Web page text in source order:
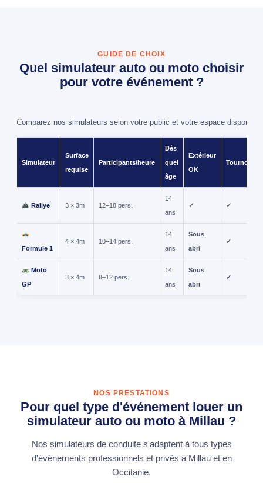
GUIDE DE CHOIX
Quel simulateur auto ou moto choisir
pour votre événement ?
Comparez nos simulateurs selon votre public et votre espace disponible
Simulateur
Surface
requise
Participants/heure
Dès
quel
âge
Extérieur
OK
Tournoi
Rallye 3 × 3m 12–18 pers.
14
ans
✓ ✓
Formule 1
4 × 4m 10–14 pers.
14
ans
Sous
abri
✓
Moto
GP
3 × 4m 8–12 pers.
14
ans
Sous
abri
✓
NOS PRESTATIONS
Pour quel type d'événement louer un
simulateur auto ou moto à Millau ?
Nos simulateurs de conduite s'adaptent à tous types
d'événements professionnels et privés à Millau et en
Occitanie.